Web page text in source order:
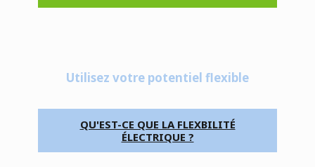
Utilisez votre potentiel flexible
QU'EST-CE QUE LA FLEXBILITÉ
ÉLECTRIQUE ?